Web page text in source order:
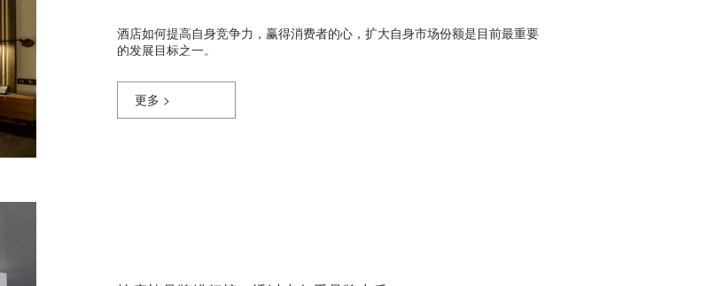
酒店如何提高自身竞争力，赢得消费者的心，扩大自身市场份额是目前最重要
的发展目标之一。
更多 >